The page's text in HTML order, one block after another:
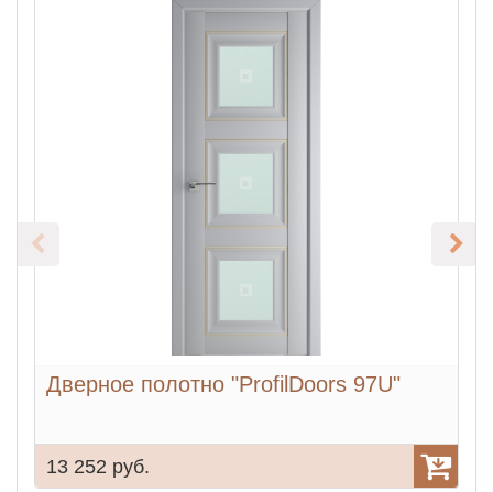
Дверное полотно "ProfilDoors 97U"
13 252 руб.